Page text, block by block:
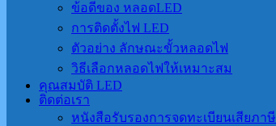
ข้อดีของ หลอดLED
การติดตั้งไฟ LED
ตัวอย่าง ลักษณะขั้วหลอดไฟ
วิธีเลือกหลอดไฟให้เหมาะสม
คุณสมบัติ LED
ติดต่อเรา
หนังสือรับรองการจดทะเบียนเสียภาษี